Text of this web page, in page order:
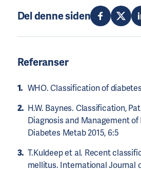
Del denne siden
Referanser
WHO. Classification of
H.W. Baynes. Classification,
Diagnosis and Management
Diabetes Metab 2015, 6:5
T.Kuldeep et al. Recent
mellitus. International Journal